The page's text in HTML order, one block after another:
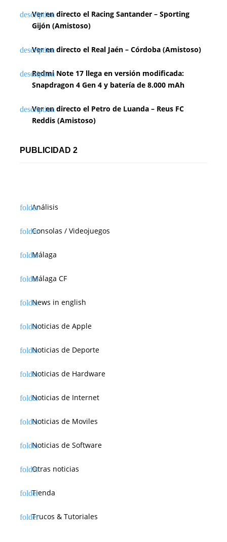
Ver en directo el Racing Santander – Sporting
Gijón (Amistoso)
Ver en directo el Real Jaén – Córdoba (Amistoso)
Redmi Note 17 llega en versión modificada:
Snapdragon 4 Gen 4 y batería de 8.000 mAh
Ver en directo el Petro de Luanda – Reus FC
Reddis (Amistoso)
PUBLICIDAD 2
Análisis
Consolas / Videojuegos
Málaga
Málaga CF
News in english
Noticias de Apple
Noticias de Deporte
Noticias de Hardware
Noticias de Internet
Noticias de Moviles
Noticias de Software
Otras noticias
Tienda
Trucos & Tutoriales